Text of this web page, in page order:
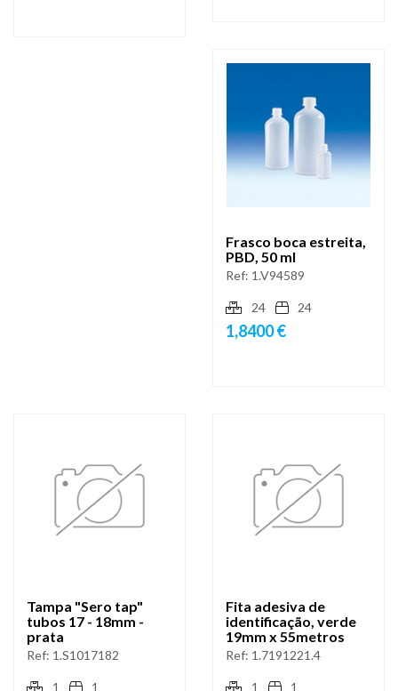
Frasco boca estreita,
PBD, 50 ml
Ref: 1.V94589
24 24
1,8400 €
Tampa "Sero tap"
tubos 17 - 18mm -
prata
Ref: 1.S1017182
1 1
Fita adesiva de
identificação, verde
19mm x 55metros
Ref: 1.7191221.4
1 1